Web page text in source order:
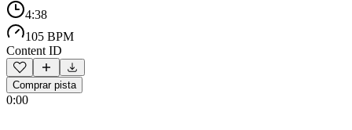
4:38
105 BPM
Content ID
Comprar pista
0:00